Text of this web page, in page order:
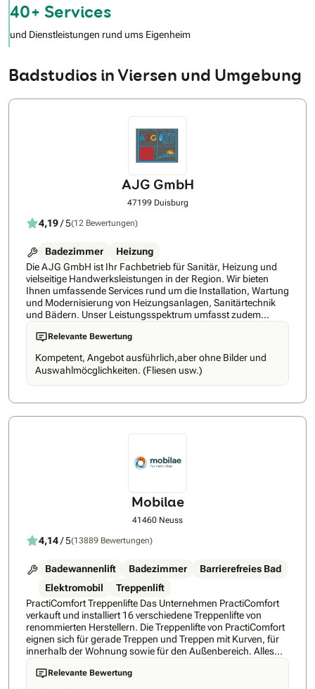
40+ Services
und Dienstleistungen rund ums Eigenheim
Badstudios in Viersen und Umgebung
AJG GmbH
47199 Duisburg
4,19/ 5(12 Bewertungen)
Badezimmer
Heizung
Die AJG GmbH ist Ihr Fachbetrieb für Sanitär, Heizung und
vielseitige Handwerksleistungen in der Region. Wir bieten
Ihnen umfassende Services rund um die Installation, Wartung
und Modernisierung von Heizungsanlagen, Sanitärtechnik
und Bädern. Unser Leistungsspektrum umfasst zudem
Projekte im Bereich Renovierung, Wärmepumpen und die
Gestaltung von Außenanlagen wie Terrassen, Treppen,
Zäunen und Gartenbereichen. Mit langjähriger Erfahrung,
handwerklicher Präzision und individueller Beratung sorgen
wir dafür, dass Ihre Wünsche fachgerecht umgesetzt werden
– von der Planung bis zur Fertigstellung. Unser Ziel ist es,
Relevante Bewertung
Kompetent, Angebot ausführlich,aber ohne Bilder und
Auswahlmöcglichkeiten. (Fliesen usw.)
Mobilae
41460 Neuss
4,14/ 5(13889 Bewertungen)
Badewannenlift Badezimmer
Barrierefreies Bad
Elektromobil
Treppenlift
PractiComfort Treppenlifte Das Unternehmen PractiComfort
verkauft und installiert 16 verschiedene Treppenlifte von
renommierten Herstellern. Die Treppenlifte von PractiComfort
eignen sich für gerade Treppen und Treppen mit Kurven, für
innerhalb der Wohnung sowie für den Außenbereich. Alles
Wichtige zu PractiComfort Treppenlifte finden Sie hier. Das
Sortiment von PractiComfort umfasst Treppenlifte, E-Mobile,
Relevante Bewertung